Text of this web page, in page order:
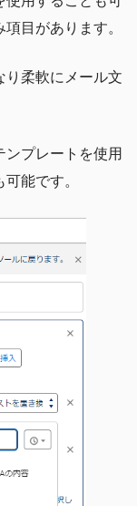
目があります。
り柔軟にメール文
ンプレートを使用
能です。